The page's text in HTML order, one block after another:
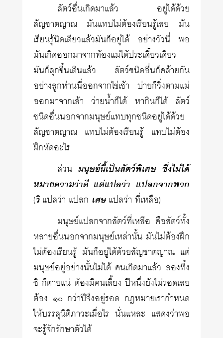
สัตว์อื่นเกิดมาแล้ว อยู่ได้ด้วย
สัญชาตญาณ มันแทบไม่ต้องเรียนรู้เลย มัน
เรียนรู้นิดเดียวแล้วมันก็อยู่ได้ อย่างวัวนี่ พอ
มันเกิดออกมาจากท้องแม่ได้ประเดี๋ยวเดียว
มันก็ลุกขึ้นเดินแล้ว สัตว์ชนิดอื่นก็คล้ายกัน
อย่างลูกห่านนี่ออกจากไข่เช้า บ่ายก็วิ่งตามแม่
ออกมาจากเล้า ว่ายน้ำก็ได้ หากินก็ได้ สัตว์
ชนิดอื่นนอกจากมนุษย์แทบทุกชนิดอยู่ได้ด้วย
สัญชาตญาณ แทบไม่ต้องเรียนรู้ แทบไม่ต้อง
ฝึกหัดอะไร
ส่วน มนุษย์นี้เป็นสัตว์พิเศษ ซึ่งไม่ได้
หมายความว่าดี แต่แปลว่า แปลกจากพวก
(วิแปลว่า แปลก เศษแปลว่า ที่เหลือ)
มนุษย์แปลกจากสัตว์ที่เหลือ คือสัตว์ทั้ง
หลายอื่นนอกจากมนุษย์เหล่านั้น มันไม่ต้องฝึก
ไม่ต้องเรียนรู้ มันก็อยู่ได้ด้วยสัญชาตญาณ แต่
มนุษย์อยู่อย่างนั้นไม่ได้ คนเกิดมาแล้ว ลองทิ้ง
ซิ ก็ตายแน่ ต้องมีคนเลี้ยง ปีหนึ่งยังไม่รอดเลย
ต้อง ๑๐ กว่าปีจึงอยู่รอด กฎหมายเรากำหนด
ให้บรรลุนิติภาวะเมื่อไร นั่นแหละ แสดงว่าพอ
จะรู้จักรักษาตัวได้